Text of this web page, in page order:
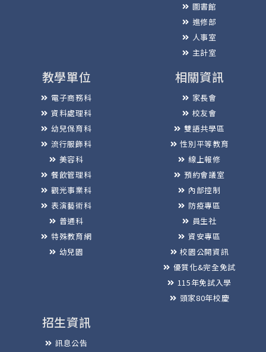
圖書館
進修部
人事室
主計室
教學單位
電子商務科
資料處理科
幼兒保育科
流行服飾科
美容科
餐飲管理科
觀光事業科
表演藝術科
普通科
特殊教育網
幼兒園
相關資訊
家長會
校友會
雙語共學區
性別平等教育
線上報修
預約會議室
內部控制
防疫專區
員生社
資安專區
校園公開資訊
優質化&完全免試
115年免試入學
頭家80年校慶
招生資訊
訊息公告